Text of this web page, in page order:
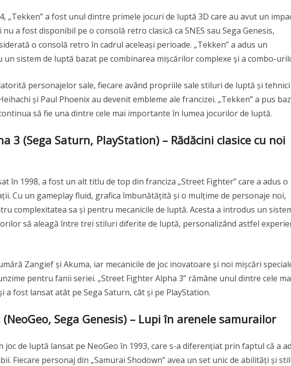
„Tekken” a fost unul dintre primele jocuri de luptă 3D care au avut un
a fost disponibil pe o consolă retro clasică ca SNES sau Sega Genesis,
o consolă retro în cadrul aceleași perioade. „Tekken” a adus un
un sistem de luptă bazat pe combinarea mișcărilor complexe și a combo-
personajelor sale, fiecare având propriile sale stiluri de luptă și tehnici
și Paul Phoenix au devenit embleme ale francizei. „Tekken” a pus
să fie una dintre cele mai importante în lumea jocurilor de luptă.
3 (Sega Saturn, PlayStation) – Rădăcini clasice cu noi
în 1998, a fost un alt titlu de top din franciza „Street Fighter” care a adus o
Cu un gameplay fluid, grafica îmbunătățită și o mulțime de personaje noi,
complexitatea sa și pentru mecanicile de luptă. Acesta a introdus un
să aleagă între trei stiluri diferite de luptă, personalizând astfel
Zangief și Akuma, iar mecanicile de joc inovatoare și noi mișcări
pentru fanii seriei. „Street Fighter Alpha 3” rămâne unul dintre cele
fost lansat atât pe Sega Saturn, cât și pe PlayStation.
Sega Genesis) – Lupi în arenele samurailor
joc de luptă lansat pe NeoGeo în 1993, care s-a diferențiat prin faptul că a
Fiecare personaj din „Samurai Shodown” avea un set unic de abilități și